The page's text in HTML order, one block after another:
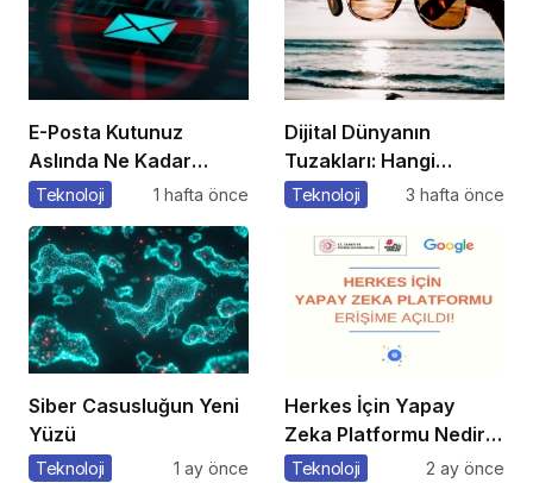
E-Posta Kutunuz
Aslında Ne Kadar
Güvenli?
Teknoloji 1 hafta önce
Dijital Dünyanın
Tuzakları: Hangi
Yöntemleri
Teknoloji 3 hafta önce
Siber Casusluğun Yeni
Yüzü
Teknoloji 1 ay önce
Herkes İçin Yapay
Zeka Platformu Nedir?
Nasıl Kullanılır?
Teknoloji 2 ay önce